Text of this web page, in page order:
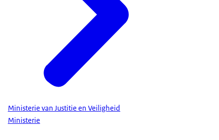
Ministerie van Justitie en Veiligheid
Ministerie